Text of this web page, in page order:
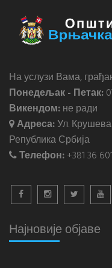
На услузи Вама,
Понедељак - Петак:
Викендом:не ради
Адреса:Ул.
Република Србија
Телефон:+381 36
Најновије објаве